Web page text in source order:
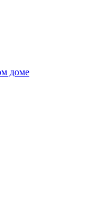
доме